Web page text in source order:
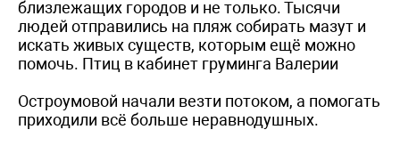
близлежащих городов и не только. Тысячи
людей отправились на пляж собирать мазут и
искать живых существ, которым ещё можно
помочь. Птиц в кабинет груминга Валерии
Остроумовой начали везти потоком, а помогать
приходили всё больше неравнодушных.